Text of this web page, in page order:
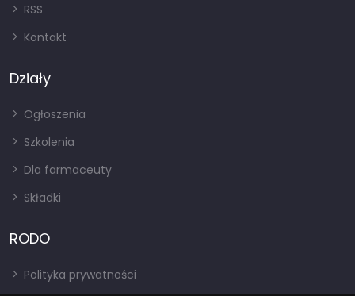
RSS
Kontakt
Działy
Ogłoszenia
Szkolenia
Dla farmaceuty
Składki
RODO
Polityka prywatności